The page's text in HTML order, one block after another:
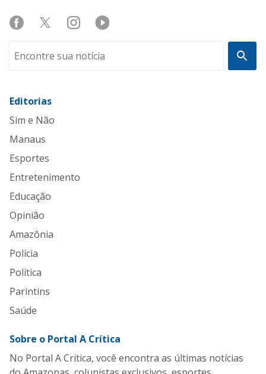
Editorias
Sim e Não
Manaus
Esportes
Entretenimento
Educação
Opinião
Amazônia
Polícia
Política
Parintins
Saúde
Sobre o Portal A Crítica
No Portal A Crítica, você encontra as últimas notícias